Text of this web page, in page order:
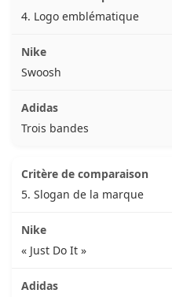
4. Logo emblématique
Swoosh
Trois bandes
5. Slogan de la marque
« Just Do It »